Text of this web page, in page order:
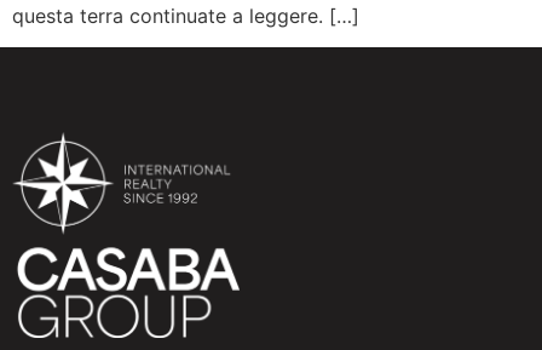
questa terra continuate a leggere. […]